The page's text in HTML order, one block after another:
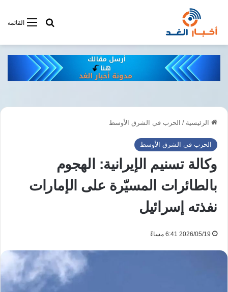
القائمةأبحت فى
الرئيسية / الحرب في الشرق الأوسط
الحرب في الشرق الأوسط
وكالة تسنيم الإيرانية: الهجوم
بالطائرات المسيّرة على الإمارات
نفذته إسرائيل
2026/05/19 6:41 مساءً